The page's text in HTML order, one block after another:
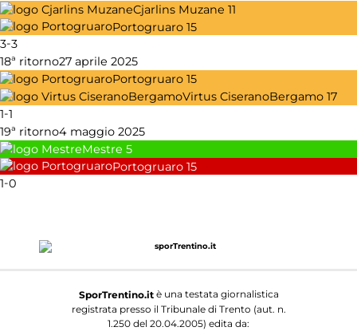
Cjarlins Muzane 11
Portogruaro 15
3-3
18ª ritorno27 aprile 2025
Portogruaro 15
Virtus CiseranoBergamo 17
1-1
19ª ritorno4 maggio 2025
Mestre 5
Portogruaro 15
1-0
SporTrentino.itè una testata giornalistica
registrata presso il Tribunale di Trento (aut. n.
1.250 del 20.04.2005) edita da: